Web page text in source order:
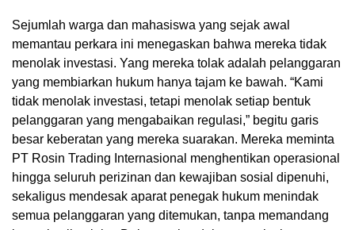
Sejumlah warga dan mahasiswa yang sejak awal
memantau perkara ini menegaskan bahwa mereka tidak
menolak investasi. Yang mereka tolak adalah pelanggaran
yang membiarkan hukum hanya tajam ke bawah. “Kami
tidak menolak investasi, tetapi menolak setiap bentuk
pelanggaran yang mengabaikan regulasi,” begitu garis
besar keberatan yang mereka suarakan. Mereka meminta
PT Rosin Trading Internasional menghentikan operasional
hingga seluruh perizinan dan kewajiban sosial dipenuhi,
sekaligus mendesak aparat penegak hukum menindak
semua pelanggaran yang ditemukan, tanpa memandang